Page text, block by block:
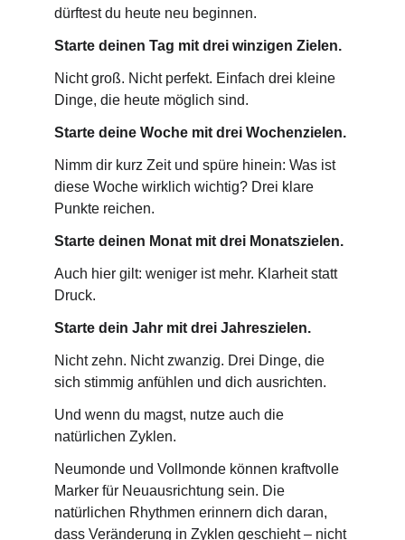
dürftest du heute neu beginnen.
Starte deinen Tag mit drei winzigen Zielen.
Nicht groß. Nicht perfekt. Einfach drei kleine
Dinge, die heute möglich sind.
Starte deine Woche mit drei Wochenzielen.
Nimm dir kurz Zeit und spüre hinein: Was ist
diese Woche wirklich wichtig? Drei klare
Punkte reichen.
Starte deinen Monat mit drei Monatszielen.
Auch hier gilt: weniger ist mehr. Klarheit statt
Druck.
Starte dein Jahr mit drei Jahreszielen.
Nicht zehn. Nicht zwanzig. Drei Dinge, die
sich stimmig anfühlen und dich ausrichten.
Und wenn du magst, nutze auch die
natürlichen Zyklen.
Neumonde und Vollmonde können kraftvolle
Marker für Neuausrichtung sein. Die
natürlichen Rhythmen erinnern dich daran,
dass Veränderung in Zyklen geschieht – nicht